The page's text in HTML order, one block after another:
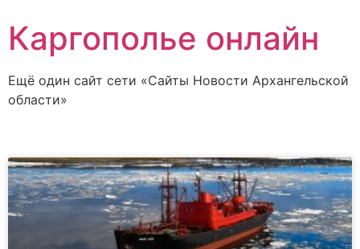
Каргополье онлайн
Ещё один сайт сети «Сайты Новости Архангельской
области»